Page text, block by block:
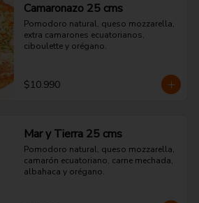
Camaronazo 25 cms
Pomodoro natural, queso mozzarella,
extra camarones ecuatorianos,
ciboulette y orégano.
$10.990
Mar y Tierra 25 cms
Pomodoro natural, queso mozzarella,
camarón ecuatoriano, carne mechada,
albahaca y orégano.